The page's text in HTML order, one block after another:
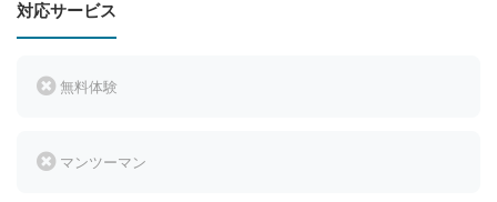
対応サービス
無料体験
マンツーマン